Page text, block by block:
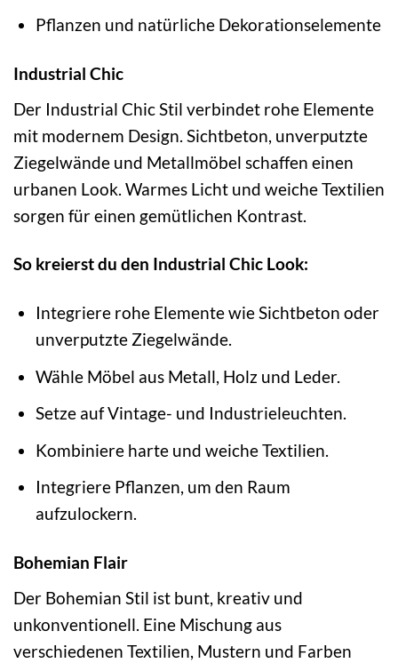
Pflanzen und natürliche Dekorationselemente
Industrial Chic
Der Industrial Chic Stil verbindet rohe Elemente
mit modernem Design. Sichtbeton, unverputzte
Ziegelwände und Metallmöbel schaffen einen
urbanen Look. Warmes Licht und weiche Textilien
sorgen für einen gemütlichen Kontrast.
So kreierst du den Industrial Chic Look:
Integriere rohe Elemente wie Sichtbeton oder
unverputzte Ziegelwände.
Wähle Möbel aus Metall, Holz und Leder.
Setze auf Vintage- und Industrieleuchten.
Kombiniere harte und weiche Textilien.
Integriere Pflanzen, um den Raum
aufzulockern.
Bohemian Flair
Der Bohemian Stil ist bunt, kreativ und
unkonventionell. Eine Mischung aus
verschiedenen Textilien, Mustern und Farben